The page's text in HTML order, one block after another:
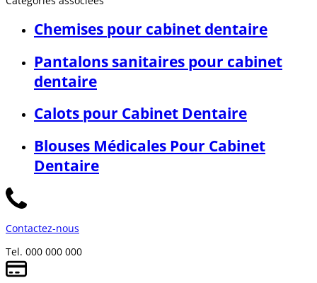
Chemises pour cabinet dentaire
Pantalons sanitaires pour cabinet
dentaire
Calots pour Cabinet Dentaire
Blouses Médicales Pour Cabinet
Dentaire
Contactez-nous
Tel. 000 000 000